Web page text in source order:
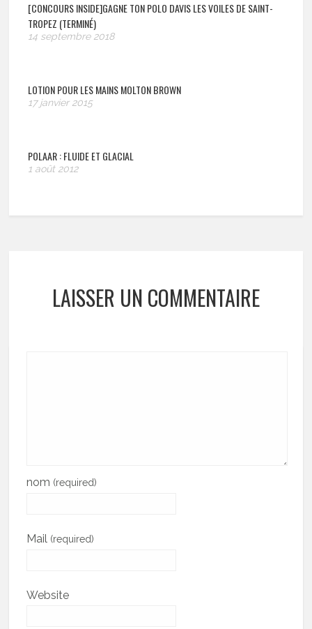
[CONCOURS INSIDE]GAGNE TON POLO DAVIS LES VOILES DE SAINT-
TROPEZ (TERMINÉ)
14 septembre 2018
LOTION POUR LES MAINS MOLTON BROWN
17 janvier 2015
POLAAR : FLUIDE ET GLACIAL
1 août 2012
LAISSER UN COMMENTAIRE
nom (required)
Mail (required)
Website